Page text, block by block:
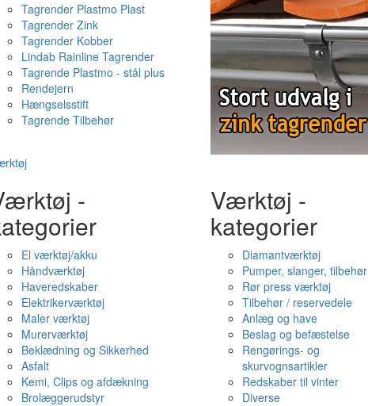
Tagrender Plastmo Plast
Tagrender Zink
Tagrender Kobber
Lindab Rainline Tagrender
Tagrende Plastmo - stål plus
Rendejern
Hængselsstift
Tagrende Tilbehør
-
El værktøj/akku
Håndværktøj
Haveredskaber
Elektrikerværktøj
Maler værktøj
Murerværktøj
Beklædning og Sikkerhed
Asfalt
Kemi, Clips og afdækning
Brolæggerudstyr
Værktøj -
kategorier
Diamantværktøj
Pumper, slanger, tilbehør
Rør press værktøj
Tilbehør / reservedele
Anlæg og have
Beslag og befæstelse
Rengørings- og
skurvognsartikler
Redskaber til vinter
Diverse